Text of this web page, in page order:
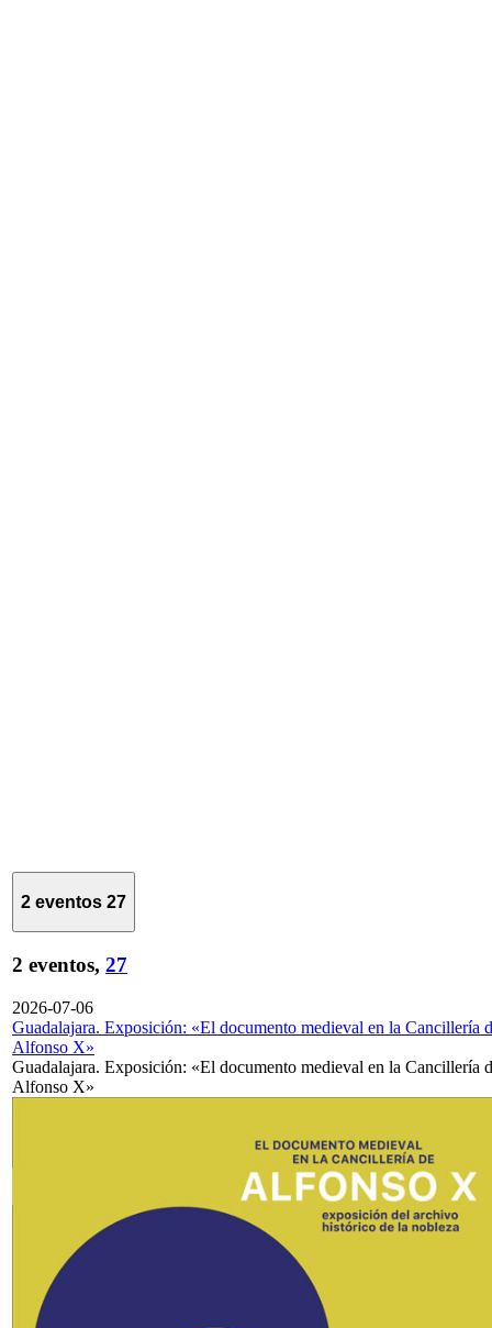
2 eventos 27
2 eventos, 27
2026-07-06
Guadalajara. Exposición: «El documento medieval en la Cancillería
Alfonso X»
Guadalajara. Exposición: «El documento medieval en la Cancillería
Alfonso X»